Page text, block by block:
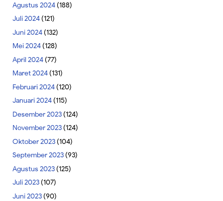
Agustus 2024(188)
Juli 2024(121)
Juni 2024(132)
Mei 2024(128)
April 2024(77)
Maret 2024(131)
Februari 2024(120)
Januari 2024(115)
Desember 2023(124)
November 2023(124)
Oktober 2023(104)
September 2023(93)
Agustus 2023(125)
Juli 2023(107)
Juni 2023(90)